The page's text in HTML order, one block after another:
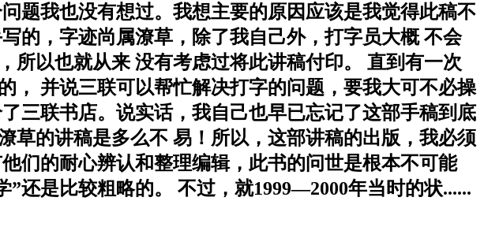
题我也没有想过。我想主要的原因应该是我觉得此稿不
的，字迹尚属潦草，除了我自己外，打字员大概 不会
所以也就从来 没有考虑过将此讲稿付印。 直到有一次
， 并说三联可以帮忙解决打字的问题，要我大可不必操
三联书店。说实话，我自己也早已忘记了这部手稿到底
草的讲稿是多么不 易！所以，这部讲稿的出版，我必须
们的耐心辨认和整理编辑，此书的问世是根本不可能
还是比较粗略的。 不过，就1999—2000年当时的状......